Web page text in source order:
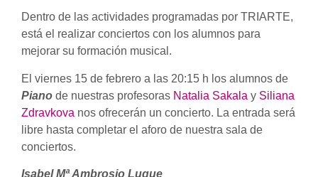
Dentro de las actividades programadas por TRIARTE,
está el realizar conciertos con los alumnos para
mejorar su formación musical.
El viernes 15 de febrero a las 20:15 h los alumnos de
Piano de nuestras profesoras Natalia Sakala y Siliana
Zdravkova nos ofrecerán un concierto. La entrada será
libre hasta completar el aforo de nuestra sala de
conciertos.
Isabel Mª Ambrosio Luque